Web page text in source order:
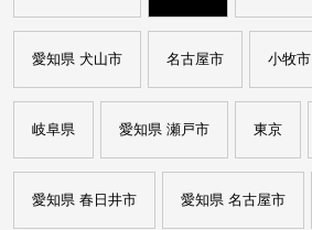
愛知県 犬山市 名古屋市 小牧市
岐阜県 愛知県 瀬戸市 東京
愛知県 春日井市 愛知県 名古屋市